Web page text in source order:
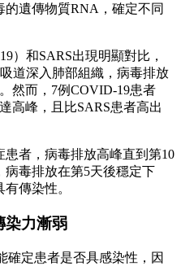
遺傳物質RNA，確定不同
）和SARS出現明顯對比，
道深入肺部組織，病毒排放
然而，7例COVID-19患者
高峰，且比SARS患者高出
者，病毒排放高峰直到第10
病毒排放在第5天後穩定下
傳染性。
染力漸弱
確定患者是否具感染性，因